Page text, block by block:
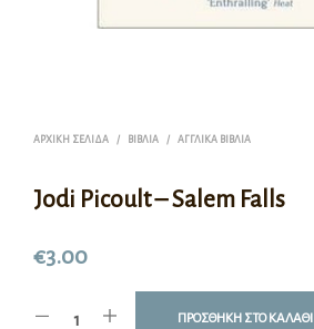
ΑΡΧΙΚΉ ΣΕΛΊΔΑ / ΒΙΒΛΊΑ / ΑΓΓΛΙΚΆ ΒΙΒΛΊΑ
Jodi Picoult – Salem Falls
€3.00
ΠΡΟΣΘΉΚΗ ΣΤΟ ΚΑΛΆΘΙ